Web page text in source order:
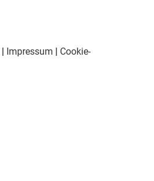
| Impressum | Cookie-